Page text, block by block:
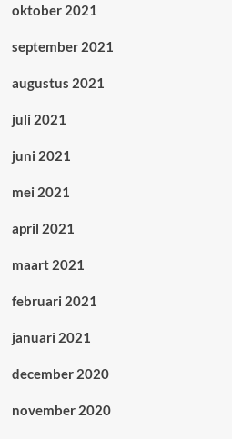
oktober 2021
september 2021
augustus 2021
juli 2021
juni 2021
mei 2021
april 2021
maart 2021
februari 2021
januari 2021
december 2020
november 2020